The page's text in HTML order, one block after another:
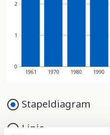
0
1
2
1961 1970 1980 1990
Stapeldiagram
Linje